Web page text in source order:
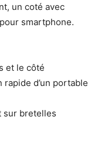
un coté avec
smartphone.
et le côté
d’un portable
sur bretelles